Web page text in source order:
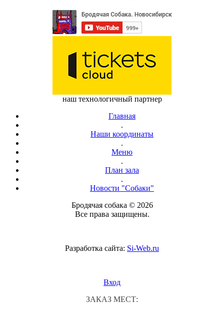
наш технологичный партнер
Главная
.
Наши координаты
.
Меню
.
План зала
.
Новости "Собаки"
Бродячая собака © 2026
Все права защищены.
Разработка сайта: Si-Web.ru
Вход
ЗАКАЗ МЕСТ: